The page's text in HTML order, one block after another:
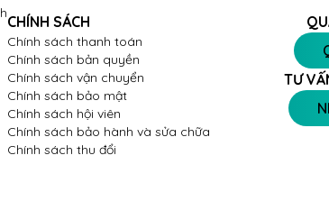
CHÍNH SÁCH
Chính sách thanh toán
Chính sách bản quyền
Chính sách vận chuyển
Chính sách bảo mật
Chính sách hội viên
Chính sách bảo hành và sửa chữa
Chính sách thu đổi
TƯ